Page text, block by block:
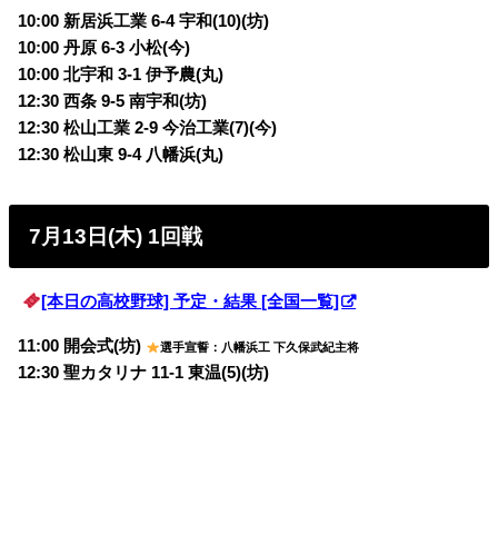
10:00 新居浜工業 6-4 宇和(10)(坊)
10:00 丹原 6-3 小松(今)
10:00 北宇和 3-1 伊予農(丸)
12:30 西条 9-5 南宇和(坊)
12:30 松山工業 2-9 今治工業(7)(今)
12:30 松山東 9-4 八幡浜(丸)
7月13日(木) 1回戦
[本日の高校野球] 予定・結果 [全国一覧]
11:00 開会式(坊) 選手宣誓：八幡浜工 下久保武紀主将
12:30 聖カタリナ 11-1 東温(5)(坊)